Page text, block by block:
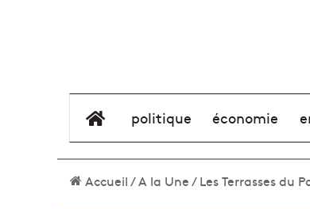
élément de menu
politique économie
Accueil/A la Une/Les Terrasses du